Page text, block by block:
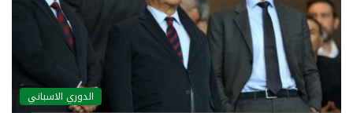
الدوري الاسباني